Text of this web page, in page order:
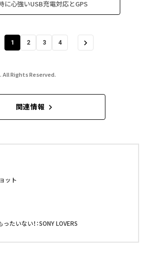
に心強いUSB充電対応とGPS
1 2 3 4
Rights Reserved.
関連情報
ット
たいない！：SONY LOVERS